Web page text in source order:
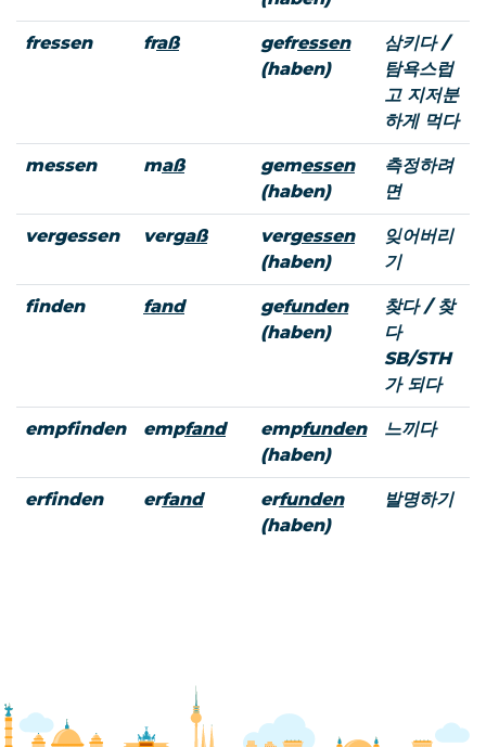
fressen fraß gefressen
(haben)
삼키다 /
탐욕스럽
고 지저분
하게 먹다
messen maß gemessen
(haben)
측정하려
면
vergessen vergaß vergessen
(haben)
잊어버리
기
finden fand gefunden
(haben)
찾다 / 찾
다
SB/STH
가 되다
empfinden empfand empfunden
(haben)
느끼다
erfinden erfand erfunden
(haben)
발명하기